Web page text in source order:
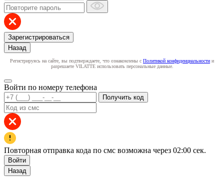
Зарегистрироваться
Назад
Регистрируясь на сайте, вы подтверждаете, что ознакомлены с Политикой конфиденциальности и
разрешаете VILATTE использовать персональные данные.
Войти по номеру телефона
Получить код
Повторная отправка кода по смс возможна через 02:00 сек.
Войти
Назад